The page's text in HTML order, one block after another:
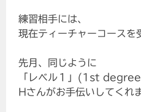
練習相手には、
現在ティーチャーコースを
先月、同じように
「レベル１」(1st
Hさんがお手伝いしてくれ